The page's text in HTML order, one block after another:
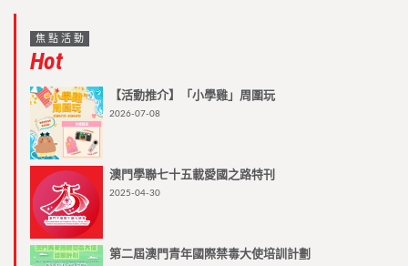
焦點活動
Hot
【活動推介】「小學雞」周圍玩
2026-07-08
澳門學聯七十五載愛國之路特刊
2025-04-30
第二屆澳門青年國際禁毒大使培訓計劃